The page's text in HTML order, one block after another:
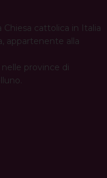
Chiesa cattolica in Italia
appartenente alla
province di